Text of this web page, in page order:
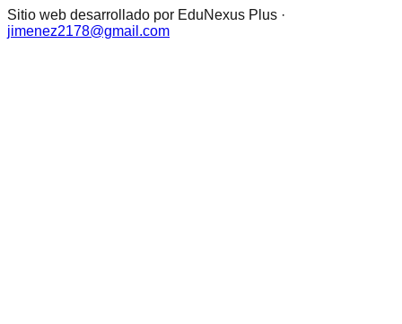
Sitio web desarrollado por EduNexus Plus ·
jimenez2178@gmail.com